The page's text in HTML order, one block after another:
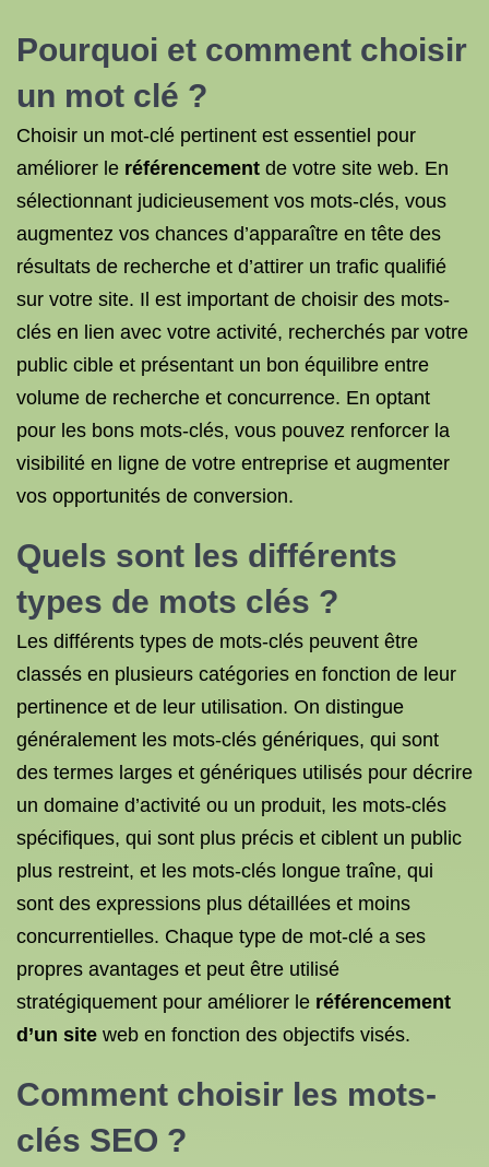
Pourquoi et comment choisir
un mot clé ?
Choisir un mot-clé pertinent est essentiel pour
améliorer le référencement de votre site web. En
sélectionnant judicieusement vos mots-clés, vous
augmentez vos chances d’apparaître en tête des
résultats de recherche et d’attirer un trafic qualifié
sur votre site. Il est important de choisir des mots-
clés en lien avec votre activité, recherchés par votre
public cible et présentant un bon équilibre entre
volume de recherche et concurrence. En optant
pour les bons mots-clés, vous pouvez renforcer la
visibilité en ligne de votre entreprise et augmenter
vos opportunités de conversion.
Quels sont les différents
types de mots clés ?
Les différents types de mots-clés peuvent être
classés en plusieurs catégories en fonction de leur
pertinence et de leur utilisation. On distingue
généralement les mots-clés génériques, qui sont
des termes larges et génériques utilisés pour décrire
un domaine d’activité ou un produit, les mots-clés
spécifiques, qui sont plus précis et ciblent un public
plus restreint, et les mots-clés longue traîne, qui
sont des expressions plus détaillées et moins
concurrentielles. Chaque type de mot-clé a ses
propres avantages et peut être utilisé
stratégiquement pour améliorer le référencement
d’un site web en fonction des objectifs visés.
Comment choisir les mots-
clés SEO ?